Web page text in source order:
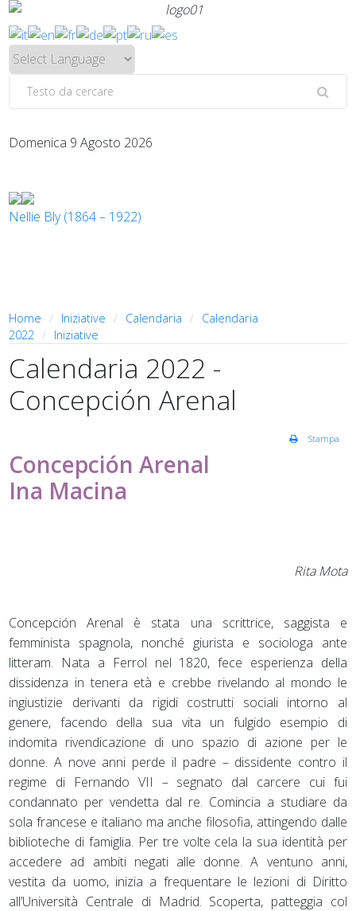
Domenica 9 Agosto 2026
Nellie Bly (1864 – 1922)
Home Iniziative Calendaria
Calendaria
2022
Iniziative
Calendaria 2022 -
Concepción Arenal
Stampa
Concepción Arenal
Ina Macina
Rita Mota
Concepción Arenal è stata una scrittrice, saggista e
femminista spagnola, nonché giurista e sociologa ante
litteram. Nata a Ferrol nel 1820, fece esperienza della
dissidenza in tenera età e crebbe rivelando al mondo le
ingiustizie derivanti da rigidi costrutti sociali intorno al
genere, facendo della sua vita un fulgido esempio di
indomita rivendicazione di uno spazio di azione per le
donne. A nove anni perde il padre – dissidente contro il
regime di Fernando VII – segnato dal carcere cui fui
condannato per vendetta dal re. Comincia a studiare da
sola francese e italiano ma anche filosofia, attingendo dalle
biblioteche di famiglia. Per tre volte cela la sua identità per
accedere ad ambiti negati alle donne. A ventuno anni,
vestita da uomo, inizia a frequentare le lezioni di Diritto
all’Università Centrale di Madrid. Scoperta, patteggia col